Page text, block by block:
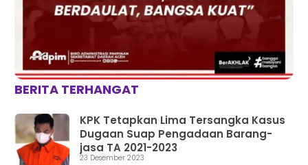
BERITA TERHANGAT
KPK Tetapkan Lima Tersangka Kasus
Dugaan Suap Pengadaan Barang-
jasa TA 2021-2023
23 Desember 2023